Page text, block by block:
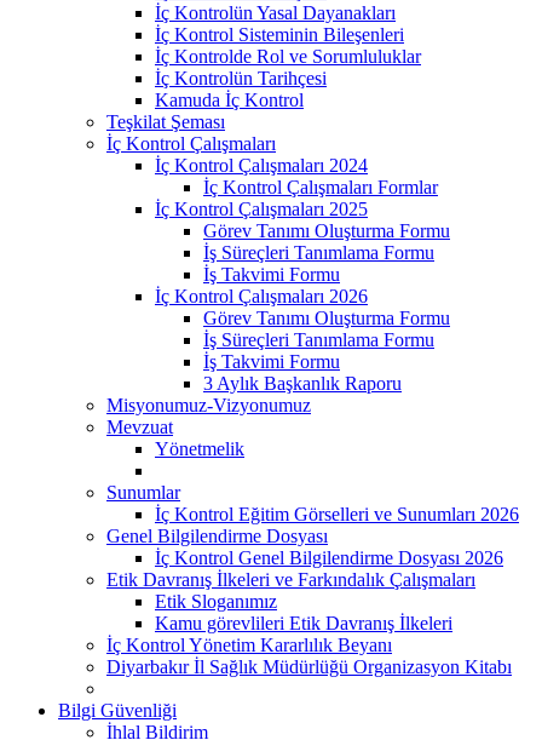
İç Kontrolün Yasal Dayanakları
İç Kontrol Sisteminin Bileşenleri
İç Kontrolde Rol ve Sorumluluklar
İç Kontrolün Tarihçesi
Kamuda İç Kontrol
Teşkilat Şeması
İç Kontrol Çalışmaları
İç Kontrol Çalışmaları 2024
İç Kontrol Çalışmaları Formlar
İç Kontrol Çalışmaları 2025
Görev Tanımı Oluşturma Formu
İş Süreçleri Tanımlama Formu
İş Takvimi Formu
İç Kontrol Çalışmaları 2026
Görev Tanımı Oluşturma Formu
İş Süreçleri Tanımlama Formu
İş Takvimi Formu
3 Aylık Başkanlık Raporu
Misyonumuz-Vizyonumuz
Mevzuat
Yönetmelik
Sunumlar
İç Kontrol Eğitim Görselleri ve Sunumları 2026
Genel Bilgilendirme Dosyası
İç Kontrol Genel Bilgilendirme Dosyası 2026
Etik Davranış İlkeleri ve Farkındalık Çalışmaları
Etik Sloganımız
Kamu görevlileri Etik Davranış İlkeleri
İç Kontrol Yönetim Kararlılık Beyanı
Diyarbakır İl Sağlık Müdürlüğü Organizasyon Kitabı
Bilgi Güvenliği
İhlal Bildirim